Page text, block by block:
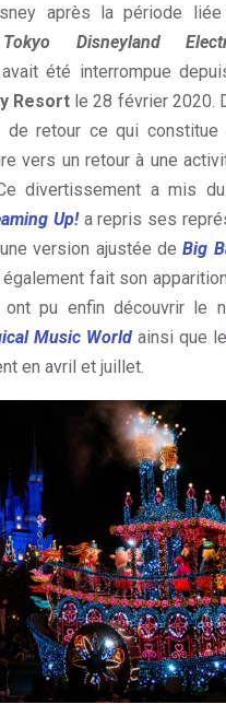
après la période
Tokyo Disneyland
avait été interrompue
Resort le 28 février 2020.
retour ce qui constitue
vers un retour à une
divertissement a mis
Up!a repris ses
version ajustée de Big
également fait son
pu enfin découvrir le
Music World ainsi que le
en avril et juillet.